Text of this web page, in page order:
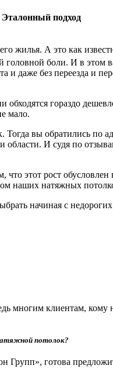
подход
жилья. А это как
головной боли. И в этом
даже без переезда и
гораздо
мало.
вы обратились по
области. И судя по
этот рост
наших натяжных
начиная с
многим клиентам,
потолок?
готова